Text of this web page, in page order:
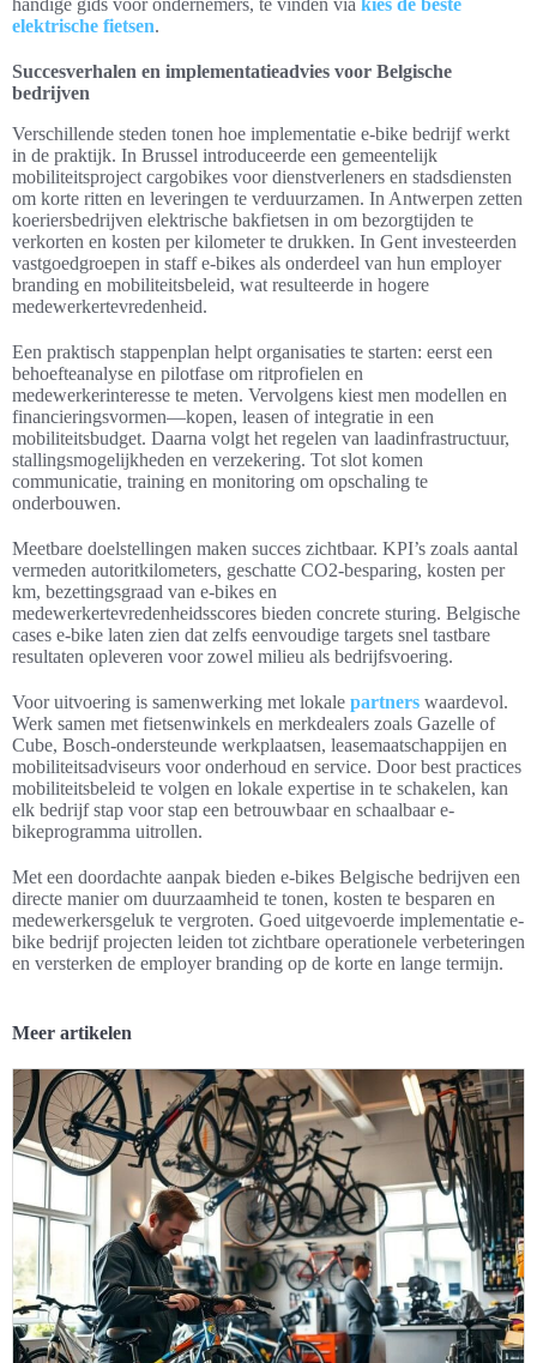
handige gids voor ondernemers, te vinden via kies de beste
elektrische fietsen.
Succesverhalen en implementatieadvies voor Belgische
bedrijven
Verschillende steden tonen hoe implementatie e-bike bedrijf werkt
in de praktijk. In Brussel introduceerde een gemeentelijk
mobiliteitsproject cargobikes voor dienstverleners en stadsdiensten
om korte ritten en leveringen te verduurzamen. In Antwerpen zetten
koeriersbedrijven elektrische bakfietsen in om bezorgtijden te
verkorten en kosten per kilometer te drukken. In Gent investeerden
vastgoedgroepen in staff e-bikes als onderdeel van hun employer
branding en mobiliteitsbeleid, wat resulteerde in hogere
medewerkertevredenheid.
Een praktisch stappenplan helpt organisaties te starten: eerst een
behoefteanalyse en pilotfase om ritprofielen en
medewerkerinteresse te meten. Vervolgens kiest men modellen en
financieringsvormen—kopen, leasen of integratie in een
mobiliteitsbudget. Daarna volgt het regelen van laadinfrastructuur,
stallingsmogelijkheden en verzekering. Tot slot komen
communicatie, training en monitoring om opschaling te
onderbouwen.
Meetbare doelstellingen maken succes zichtbaar. KPI’s zoals aantal
vermeden autoritkilometers, geschatte CO2‑besparing, kosten per
km, bezettingsgraad van e-bikes en
medewerkertevredenheidsscores bieden concrete sturing. Belgische
cases e-bike laten zien dat zelfs eenvoudige targets snel tastbare
resultaten opleveren voor zowel milieu als bedrijfsvoering.
Voor uitvoering is samenwerking met lokale partners waardevol.
Werk samen met fietsenwinkels en merkdealers zoals Gazelle of
Cube, Bosch‑ondersteunde werkplaatsen, leasemaatschappijen en
mobiliteitsadviseurs voor onderhoud en service. Door best practices
mobiliteitsbeleid te volgen en lokale expertise in te schakelen, kan
elk bedrijf stap voor stap een betrouwbaar en schaalbaar e-
bikeprogramma uitrollen.
Met een doordachte aanpak bieden e‑bikes Belgische bedrijven een
directe manier om duurzaamheid te tonen, kosten te besparen en
medewerkersgeluk te vergroten. Goed uitgevoerde implementatie e-
bike bedrijf projecten leiden tot zichtbare operationele verbeteringen
en versterken de employer branding op de korte en lange termijn.
Meer artikelen